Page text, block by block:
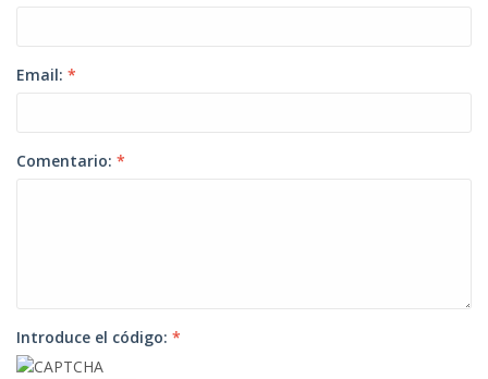
Email: *
Comentario: *
Introduce el código: *